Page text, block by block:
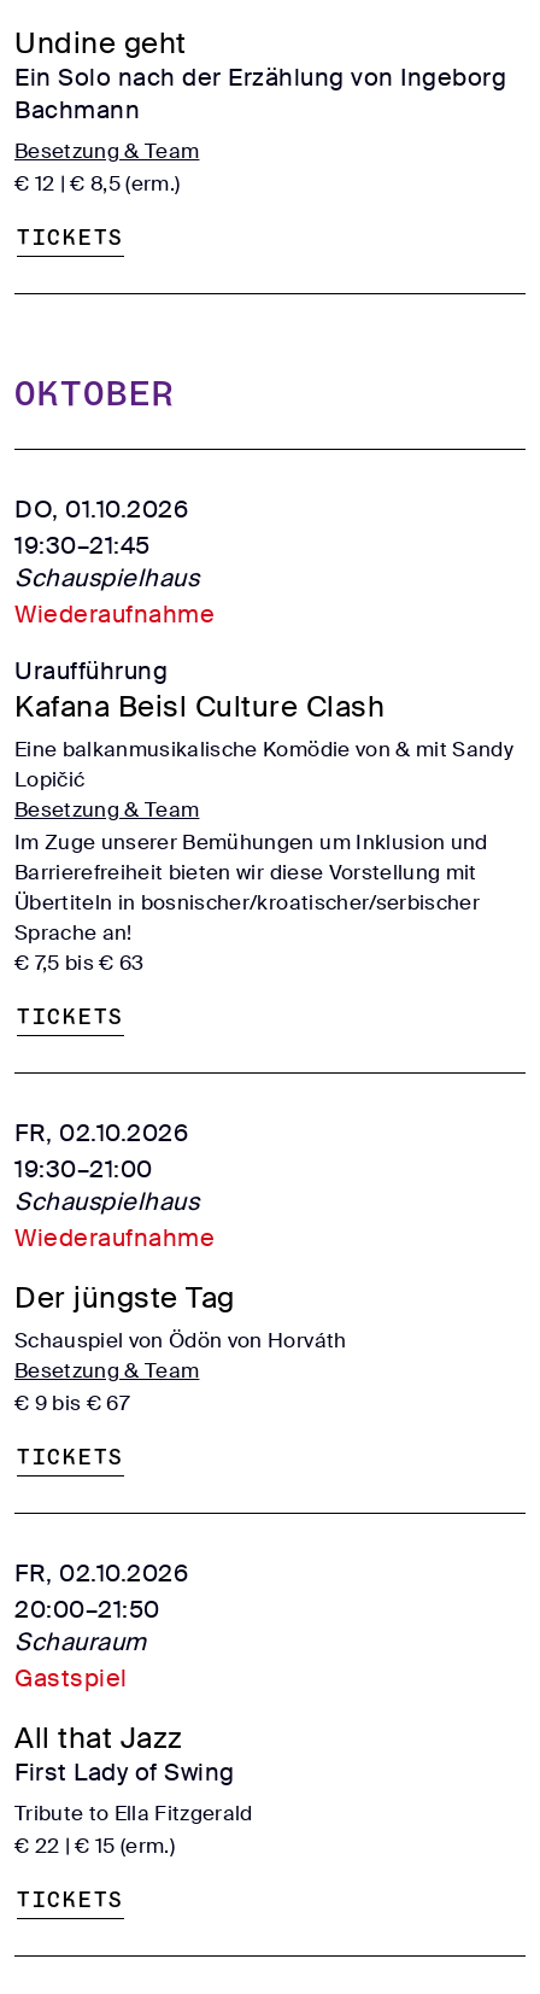
Undine geht
Ein Solo nach der Erzählung von Ingeborg
Bachmann
Besetzung & Team
€ 12 | € 8,5 (erm.)
Tickets
Oktober
DO, 01.10.2026
19:30–21:45
Schauspielhaus
Wiederaufnahme
Uraufführung
Kafana Beisl Culture Clash
Eine balkanmusikalische Komödie von & mit Sandy
Lopičić
Besetzung & Team
Im Zuge unserer Bemühungen um Inklusion und
Barrierefreiheit bieten wir diese Vorstellung mit
Übertiteln in bosnischer/kroatischer/serbischer
Sprache an!
€ 7,5 bis € 63
Tickets
FR, 02.10.2026
19:30–21:00
Schauspielhaus
Wiederaufnahme
Der jüngste Tag
Schauspiel von Ödön von Horváth
Besetzung & Team
€ 9 bis € 67
Tickets
FR, 02.10.2026
20:00–21:50
Schauraum
Gastspiel
All that Jazz
First Lady of Swing
Tribute to Ella Fitzgerald
€ 22 | € 15 (erm.)
Tickets